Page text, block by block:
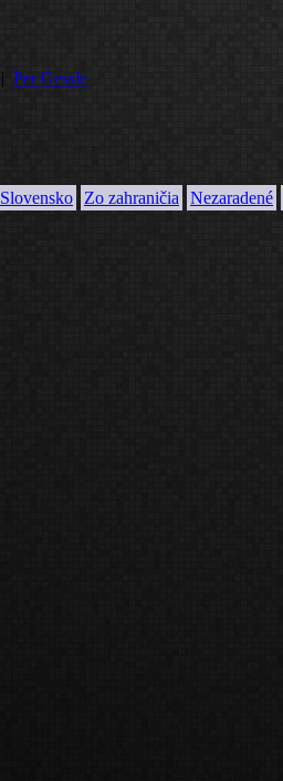
| Per Gessle
Slovensko Zo zahraničia Nezaradené